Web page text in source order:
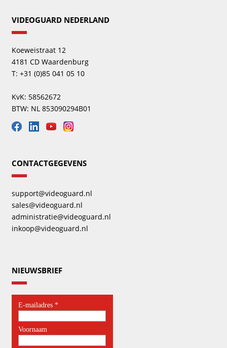
VIDEOGUARD NEDERLAND
Koeweistraat 12
4181 CD Waardenburg
T: +31 (0)85 041 05 10
KvK: 58562672
BTW: NL 853090294B01
CONTACTGEGEVENS
support@videoguard.nl
sales@videoguard.nl
administratie@videoguard.nl
inkoop@videoguard.nl
NIEUWSBRIEF